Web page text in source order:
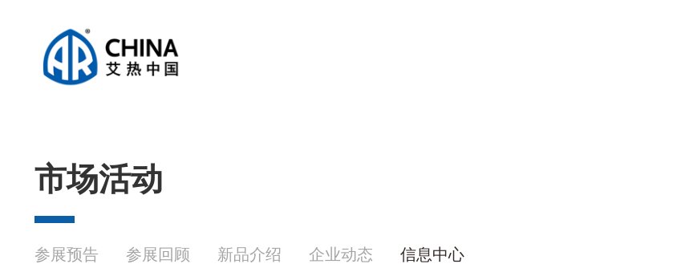
市场活动
参展预告 参展回顾 新品介绍 企业动态 信息中心